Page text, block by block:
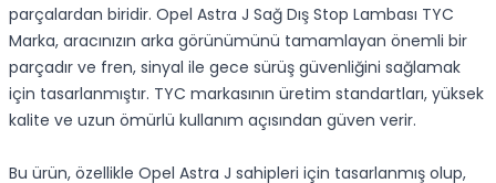
parçalardan biridir. Opel Astra J Sağ Dış Stop Lambası TYC
Marka, aracınızın arka görünümünü tamamlayan önemli bir
parçadır ve fren, sinyal ile gece sürüş güvenliğini sağlamak
için tasarlanmıştır. TYC markasının üretim standartları, yüksek
kalite ve uzun ömürlü kullanım açısından güven verir.
Bu ürün, özellikle Opel Astra J sahipleri için tasarlanmış olup,